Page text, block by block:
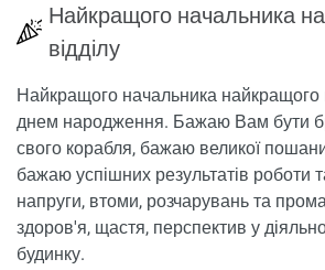
Найкращого начальника
відділу
Найкращого начальника найкращого
днем ​​народження. Бажаю Вам бути
свого корабля, бажаю великої
бажаю успішних результатів роботи
напруги, втоми, розчарувань та
здоров'я, щастя, перспектив у
будинку.